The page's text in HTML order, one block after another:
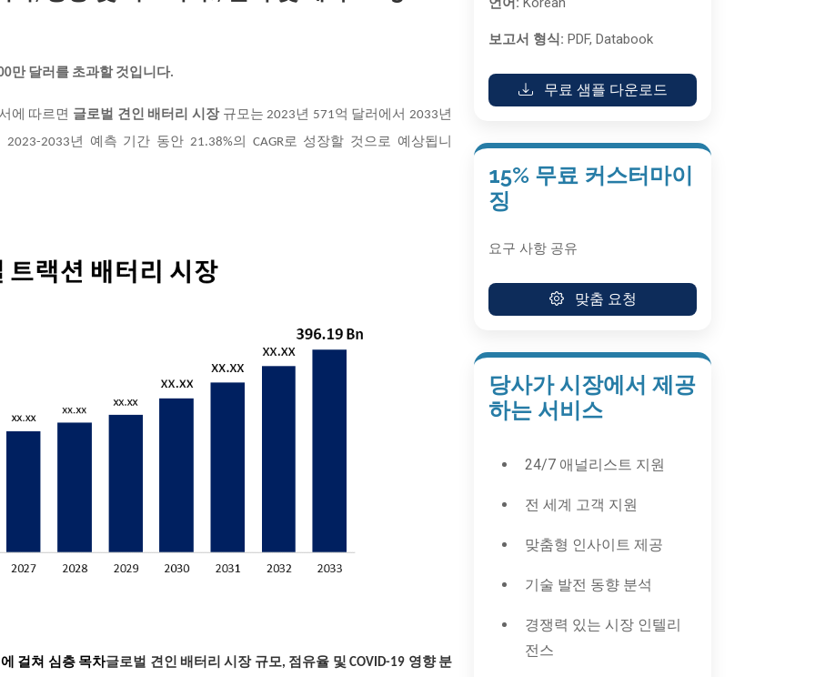
만 달러를 초과할 것입니다.
에 따르면 글로벌 견인 배터리 시장규모는 2023년 571억 달러에서 2033년
2033년 예측 기간 동안 21.38%의 CAGR로 성장할 것으로 예상됩니
걸쳐 심층 목차글로벌 견인 배터리 시장 규모, 점유율 및 COVID-19 영향 분
보고서 형식: PDF, Databook
무료 샘플 다운로드
15% 무료 커스터마이
징
요구 사항 공유
맞춤 요청
당사가 시장에서 제공
하는 서비스
24/7 애널리스트 지원
전 세계 고객 지원
맞춤형 인사이트 제공
기술 발전 동향 분석
경쟁력 있는 시장 인텔리
전스